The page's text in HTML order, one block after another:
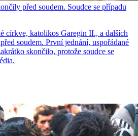
před soudem. Soudce se případu
církve, katolikos Garegin II., a dalších
soudem. První jednání, uspořádané
skončilo, protože soudce se